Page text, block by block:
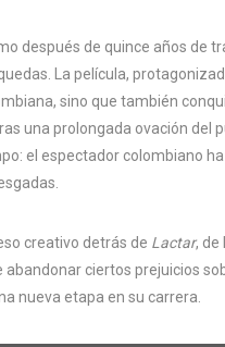
después de quince años de
La película,
sino que también
una prolongada ovación del
el espectador colombiano
creativo detrás de Lactar, de
ciertos prejuicios
nueva etapa en su carrera.